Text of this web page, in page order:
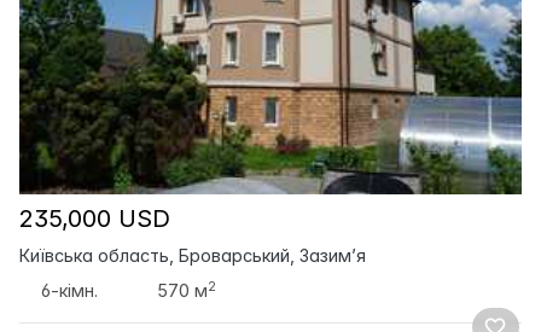
235,000 USD
Київська область, Броварський, Зазим’я
6-кімн.
570 м2